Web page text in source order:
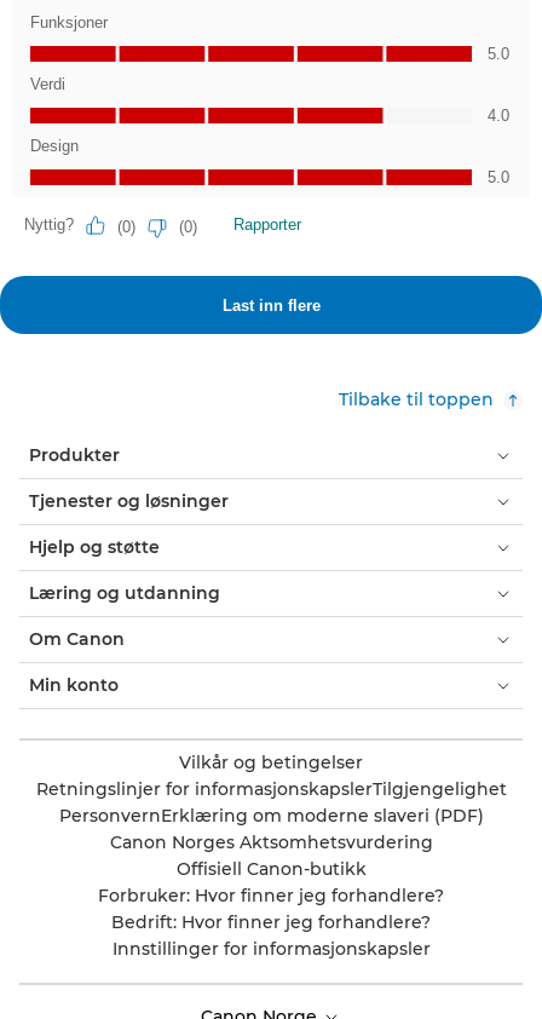
Tilbake til toppen
Produkter
Tjenester og løsninger
Hjelp og støtte
Læring og utdanning
Om Canon
Min konto
Vilkår og betingelser
Retningslinjer for informasjonskapslerTilgjengelighet
PersonvernErklæring om moderne slaveri (PDF)
Canon Norges Aktsomhetsvurdering
Offisiell Canon-butikk
Forbruker: Hvor finner jeg forhandlere?
Bedrift: Hvor finner jeg forhandlere?
Innstillinger for informasjonskapsler